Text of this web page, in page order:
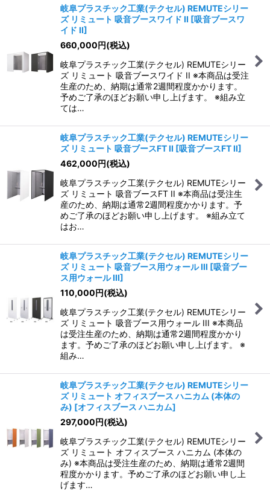
岐阜プラスチック工業(テクセル) REMUTEシリー
ズ リミュート 吸音ブースワイド II [吸音ブースワ
イド II]
660,000円(税込)
岐阜プラスチック工業(テクセル) REMUTEシリー
ズ リミュート 吸音ブースワイド II ※本商品は受注
生産のため、納期は通常2週間程度かかります。
予めご了承のほどお願い申し上げます。 ※組み立
ては…
岐阜プラスチック工業(テクセル) REMUTEシリー
ズ リミュート 吸音ブースFT II [吸音ブースFT II]
462,000円(税込)
岐阜プラスチック工業(テクセル) REMUTEシリー
ズ リミュート 吸音ブースFT II ※本商品は受注生
産のため、納期は通常2週間程度かかります。予
めご了承のほどお願い申し上げます。 ※組み立て
はお…
岐阜プラスチック工業(テクセル) REMUTEシリー
ズ リミュート 吸音ブース用ウォール III [吸音ブー
ス用ウォール III]
110,000円(税込)
岐阜プラスチック工業(テクセル) REMUTEシリー
ズ リミュート 吸音ブース用ウォール III ※本商品
は受注生産のため、納期は通常2週間程度かかり
ます。予めご了承のほどお願い申し上げます。 ※
組み…
岐阜プラスチック工業(テクセル) REMUTEシリー
ズ リミュート オフィスブース ハニカム (本体の
み) [オフィスブース ハニカム]
297,000円(税込)
岐阜プラスチック工業(テクセル) REMUTEシリー
ズ リミュート オフィスブース ハニカム (本体の
み) ※本商品は受注生産のため、納期は通常2週間
程度かかります。予めご了承のほどお願い申し上
げます…